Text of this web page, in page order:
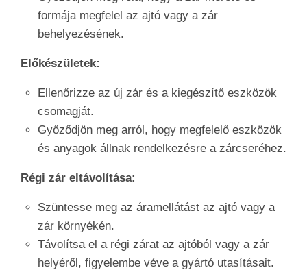
formája megfelel az ajtó vagy a zár
behelyezésének.
Előkészületek:
Ellenőrizze az új zár és a kiegészítő eszközök
csomagját.
Győződjön meg arról, hogy megfelelő eszközök
és anyagok állnak rendelkezésre a zárcseréhez.
Régi zár eltávolítása:
Szüntesse meg az áramellátást az ajtó vagy a
zár környékén.
Távolítsa el a régi zárat az ajtóból vagy a zár
helyéről, figyelembe véve a gyártó utasításait.